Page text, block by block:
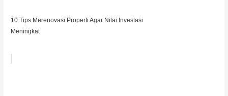
10 Tips Merenovasi Properti Agar Nilai Investasi
Meningkat